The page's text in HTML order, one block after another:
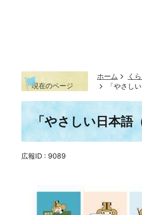
現在のページ
ホーム く
「やさし
「やさしい日本語
広報ID : 9089